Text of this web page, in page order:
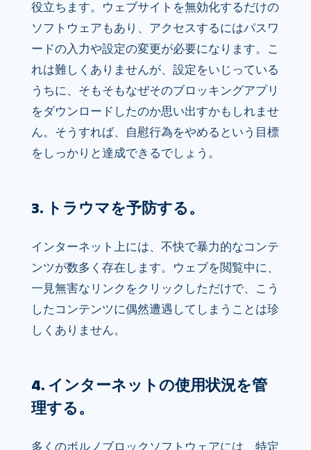
役立ちます。ウェブサイトを無効化するだけの
ソフトウェアもあり、アクセスするにはパスワ
ードの入力や設定の変更が必要になります。こ
れは難しくありませんが、設定をいじっている
うちに、そもそもなぜそのブロッキングアプリ
をダウンロードしたのか思い出すかもしれませ
ん。そうすれば、自慰行為をやめるという目標
をしっかりと達成できるでしょう。
3. トラウマを予防する。
インターネット上には、不快で暴力的なコンテ
ンツが数多く存在します。ウェブを閲覧中に、
一見無害なリンクをクリックしただけで、こう
したコンテンツに偶然遭遇してしまうことは珍
しくありません。
4. インターネットの使用状況を管
理する。
多くのポルノブロックソフトウェアには、特定